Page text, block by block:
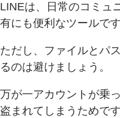
LINEは、日常のコミュ
有にも便利なツールです
ただし、ファイルとパ
るのは避けましょう。
万が一アカウントが乗
盗まれてしまうためです